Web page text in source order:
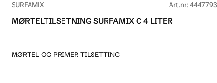
SURFAMIX Art.nr:
MØRTELTILSETNING SURFAMIX C 4 LITER
MØRTEL OG PRIMER TILSETTING